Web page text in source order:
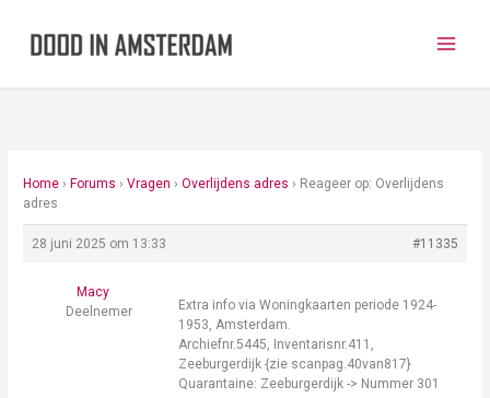
Home › Forums › Vragen › Overlijdens adres › Reageer op: Overlijdens
adres
28 juni 2025 om 13:33 #11335
Macy
Deelnemer
Extra info via Woningkaarten periode 1924-
1953, Amsterdam.
Archiefnr.5445, Inventarisnr.411,
Zeeburgerdijk {zie scanpag.40van817}
Quarantaine: Zeeburgerdijk -> Nummer 301